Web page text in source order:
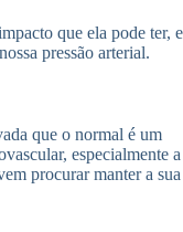
que ela pode ter, e
pressão arterial.
que o normal é um
especialmente a
procurar manter a sua